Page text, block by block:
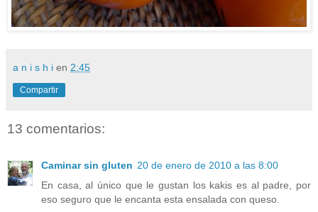
a n i s h i en 2:45
Compartir
13 comentarios:
Caminar sin gluten 20 de enero de 2010 a las 8:00
En casa, al único que le gustan los kakis es al padre, por
eso seguro que le encanta esta ensalada con queso.